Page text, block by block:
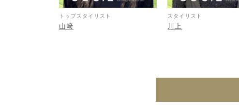
トップスタイリスト
山﨑
スタイリスト
川上